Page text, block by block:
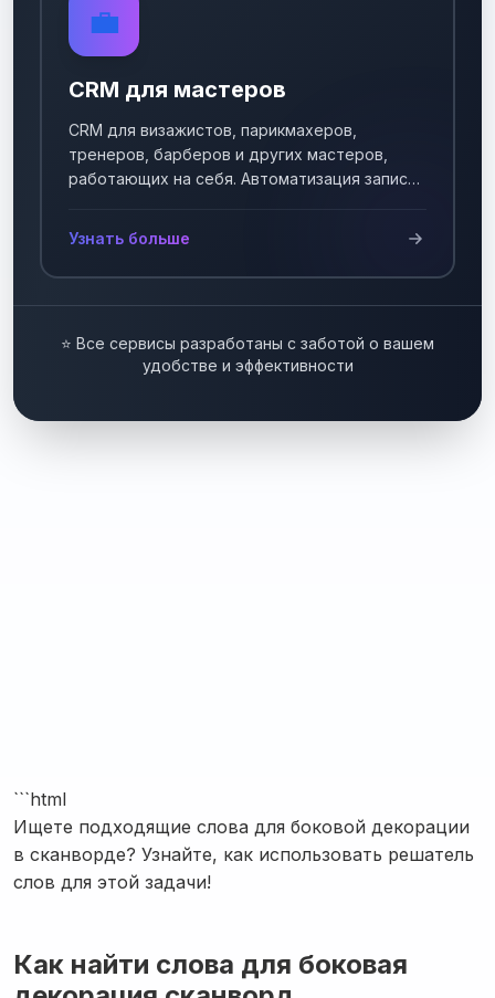
💼
CRM для мастеров
CRM для визажистов, парикмахеров,
тренеров, барберов и других мастеров,
работающих на себя. Автоматизация записи
Узнать больше
⭐ Все сервисы разработаны с заботой о вашем
удобстве и эффективности
```html
Ищете подходящие слова для боковой декорации
в сканворде? Узнайте, как использовать решатель
слов для этой задачи!
Как найти слова для боковая